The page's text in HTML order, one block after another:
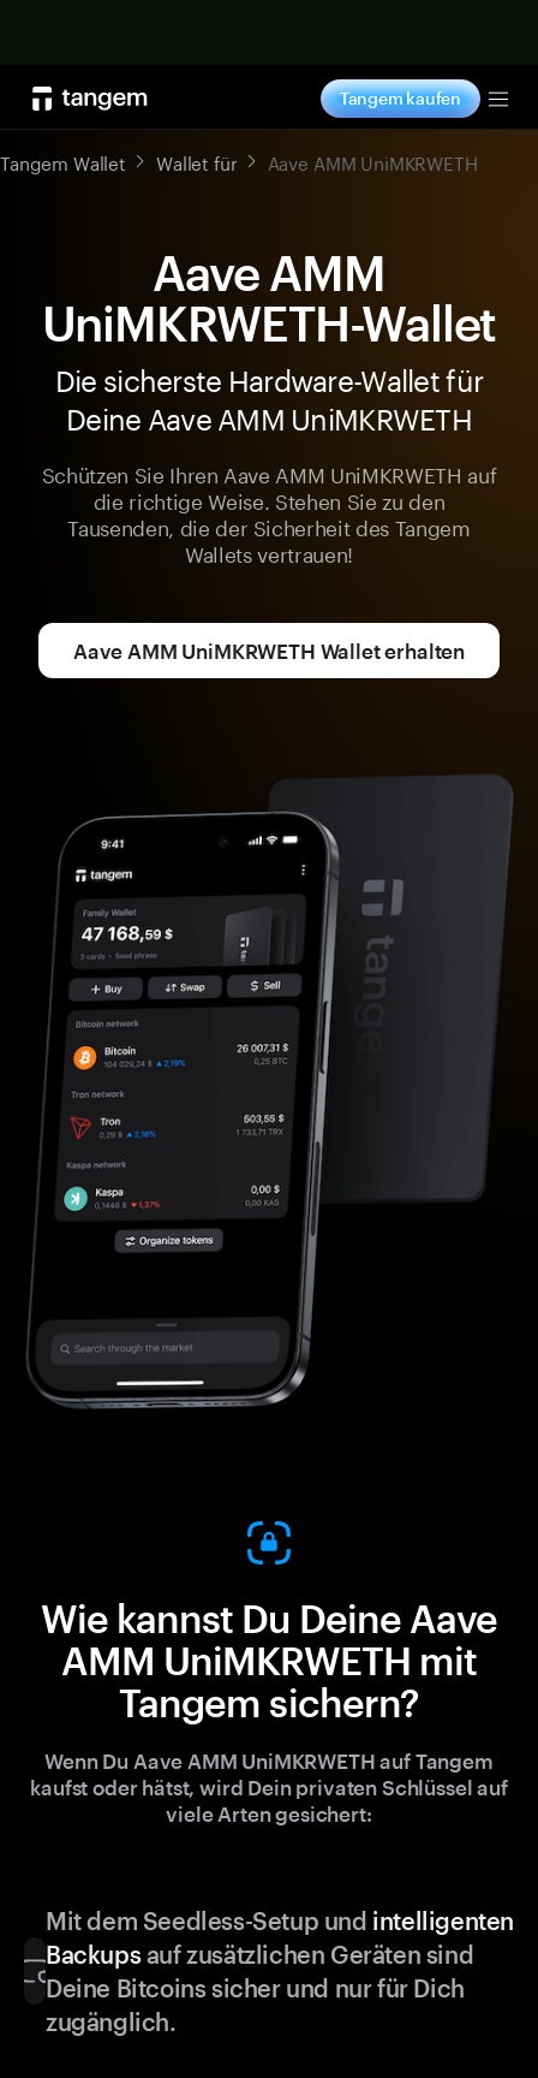
Tangem kaufen
Tangem Wallet Wallet für Aave AMM UniMKRWETH
Aave AMM
UniMKRWETH-Wallet
Die sicherste Hardware-Wallet für
Deine Aave AMM UniMKRWETH
Schützen Sie Ihren Aave AMM UniMKRWETH auf
die richtige Weise. Stehen Sie zu den
Tausenden, die der Sicherheit des Tangem
Wallets vertrauen!
Aave AMM UniMKRWETH Wallet erhalten
Wie kannst Du Deine Aave
AMM UniMKRWETH mit
Tangem sichern?
Wenn Du Aave AMM UniMKRWETH auf Tangem
kaufst oder hätst, wird Dein privaten Schlüssel auf
viele Arten gesichert:
Mit dem Seedless-Setup und intelligenten
Backupsauf zusätzlichen Geräten sind
Deine Bitcoins sicher und nur für Dich
zugänglich.